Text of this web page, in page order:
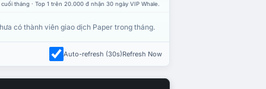
tháng · Top 1 trên 20.000 đ nhận 30 ngày VIP Whale.
có thành viên giao dịch Paper trong tháng.
Auto-refresh (30s)Refresh Now